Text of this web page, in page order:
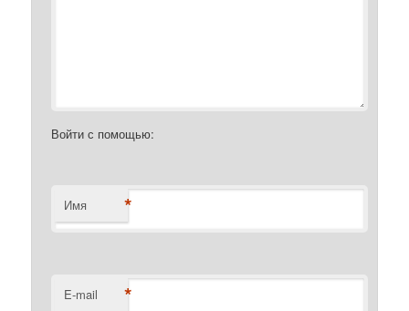
Войти с помощью:
Имя *
E-mail *